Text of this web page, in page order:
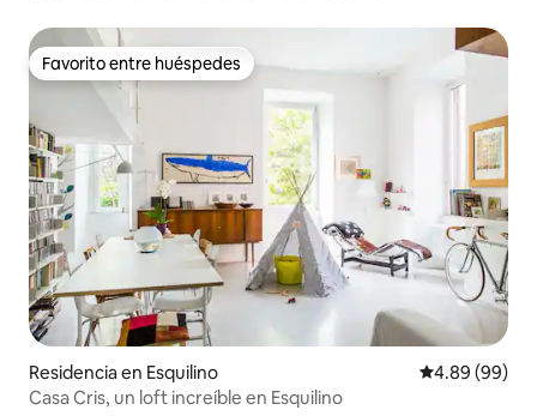
Favorito entre huéspedes
Favorito entre huéspedes
Residencia en Esquilino Calificación
4.89 (99)
Casa Cris, un loft increíble en Esquilino